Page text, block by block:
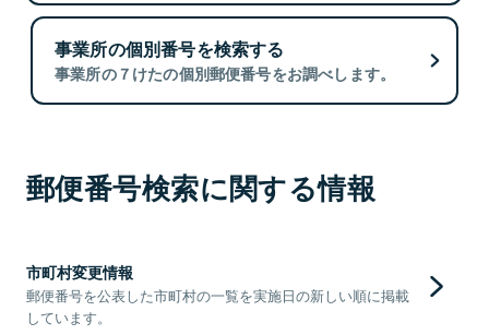
事業所の個別番号を検索する
事業所の７けたの個別郵便番号をお調べします。
郵便番号検索に関する情報
市町村変更情報
郵便番号を公表した市町村の一覧を実施日の新しい順に掲載
しています。